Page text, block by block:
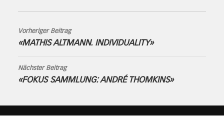
Vorheriger Beitrag
«MATHIS ALTMANN. INDIVIDUALITY»
Nächster Beitrag
«FOKUS SAMMLUNG: ANDRÉ THOMKINS»